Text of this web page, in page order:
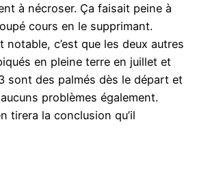
à nécroser. Ça faisait peine à
cours en le supprimant.
notable, c’est que les deux autres
en pleine terre en juillet et
sont des palmés dès le départ et
problèmes également.
tirera la conclusion qu’il